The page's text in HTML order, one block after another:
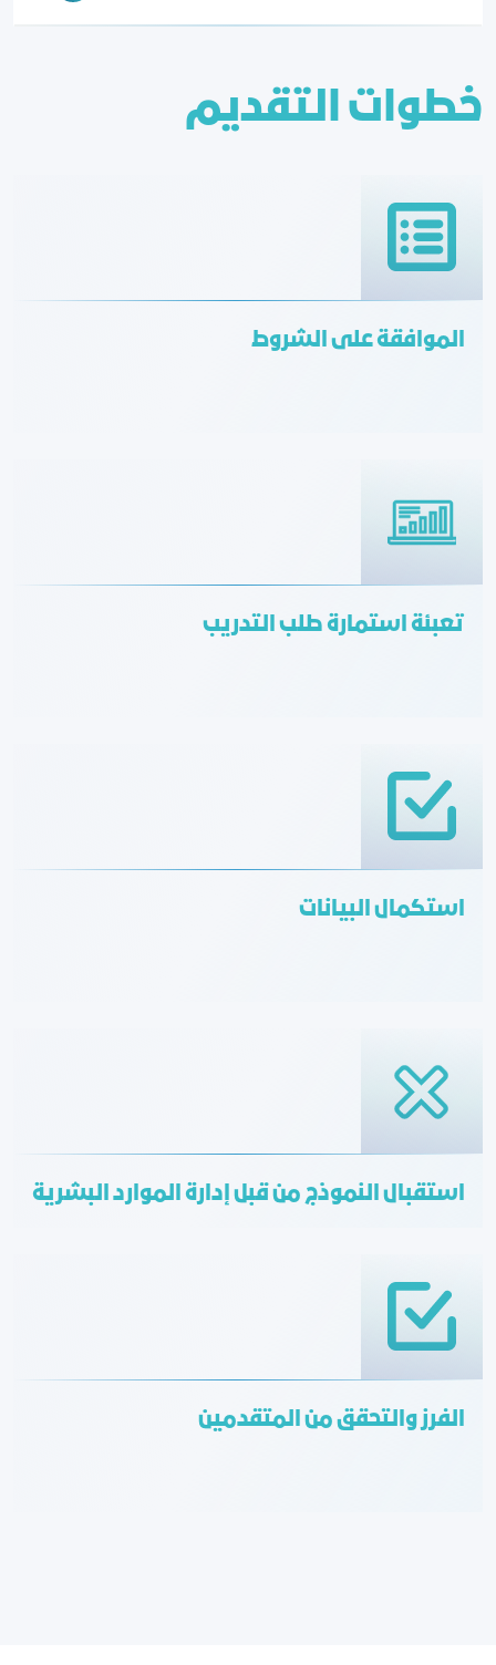
إدارة الموارد البشرية
عبير البيحاني
خطوات التقديم
الموافقة على الشروط
تعبئة استمارة طلب التدريب
استكمال البيانات
استقبال النموذج من قبل إدارة الموارد البشرية
الفرز والتحقق من المتقدمين